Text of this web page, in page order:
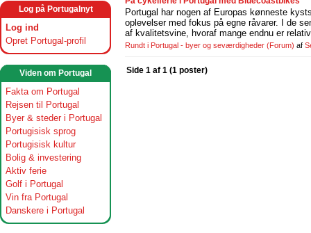
Log på Portugalnyt
Log ind
Opret Portugal-profil
Viden om Portugal
Fakta om Portugal
Rejsen til Portugal
Byer & steder i Portugal
Portugisisk sprog
Portugisisk kultur
Bolig & investering
Aktiv ferie
Golf i Portugal
Vin fra Portugal
Danskere i Portugal
Portugal har nogen af Europas kønneste
oplevelser med fokus på egne råvarer. I de
af kvalitetsvine, hvoraf mange endnu er
Rundt i Portugal - byer og seværdigheder (Forum) af
Side 1 af 1 (1 poster)